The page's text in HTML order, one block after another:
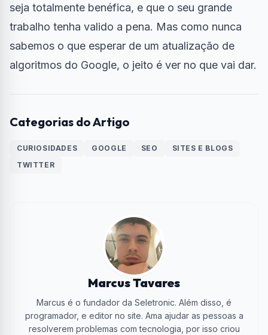
seja totalmente benéfica, e que o seu grande
trabalho tenha valido a pena. Mas como nunca
sabemos o que esperar de um atualização de
algoritmos do Google, o jeito é ver no que vai dar.
Categorias do Artigo
CURIOSIDADES GOOGLE SEO
SITES E BLOGS
TWITTER
Marcus Tavares
Marcus é o fundador da Seletronic. Além disso, é
programador, e editor no site. Ama ajudar as pessoas a
resolverem problemas com tecnologia, por isso criou